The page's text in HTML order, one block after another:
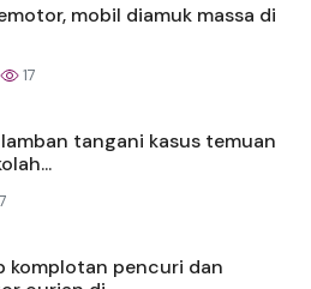
mobil diamuk massa di
17
tangani kasus temuan
komplotan pencuri dan